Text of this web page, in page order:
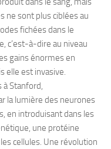
ne sont plus ciblées au
fichées dans le
c’est-à-dire au niveau
gains énormes en
elle est invasive.
à Stanford,
la lumière des neurones
en introduisant dans les
une protéine
cellules. Une révolution